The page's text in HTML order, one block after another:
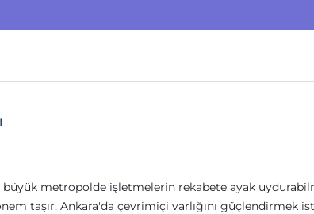
metropolde işletmelerin rekabete ayak
taşır. Ankara'da çevrimiçi varlığını güçlendirmek